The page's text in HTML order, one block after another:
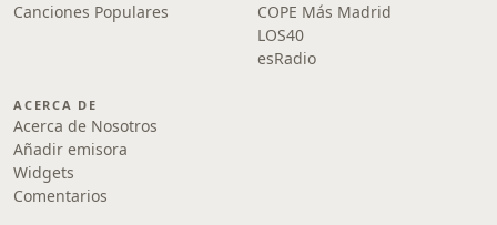
Canciones Populares
COPE Más Madrid
LOS40
esRadio
ACERCA DE
Acerca de Nosotros
Añadir emisora
Widgets
Comentarios